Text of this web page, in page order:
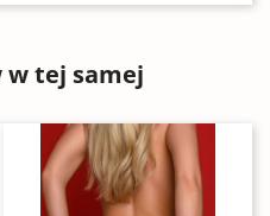
w tej samej